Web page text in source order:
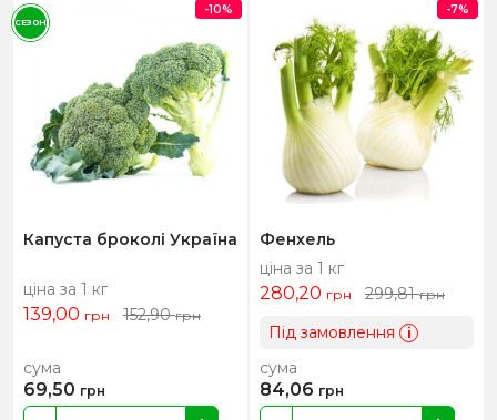
Капуста броколі Україна
ціна за 1 кг
139,00 грн 152,90грн
сума
69,50 грн
-10%
СЕЗОН
Фенхель
ціна за 1 кг
280,20 грн 299,81грн
Під замовлення i
сума
84,06 грн
-7%